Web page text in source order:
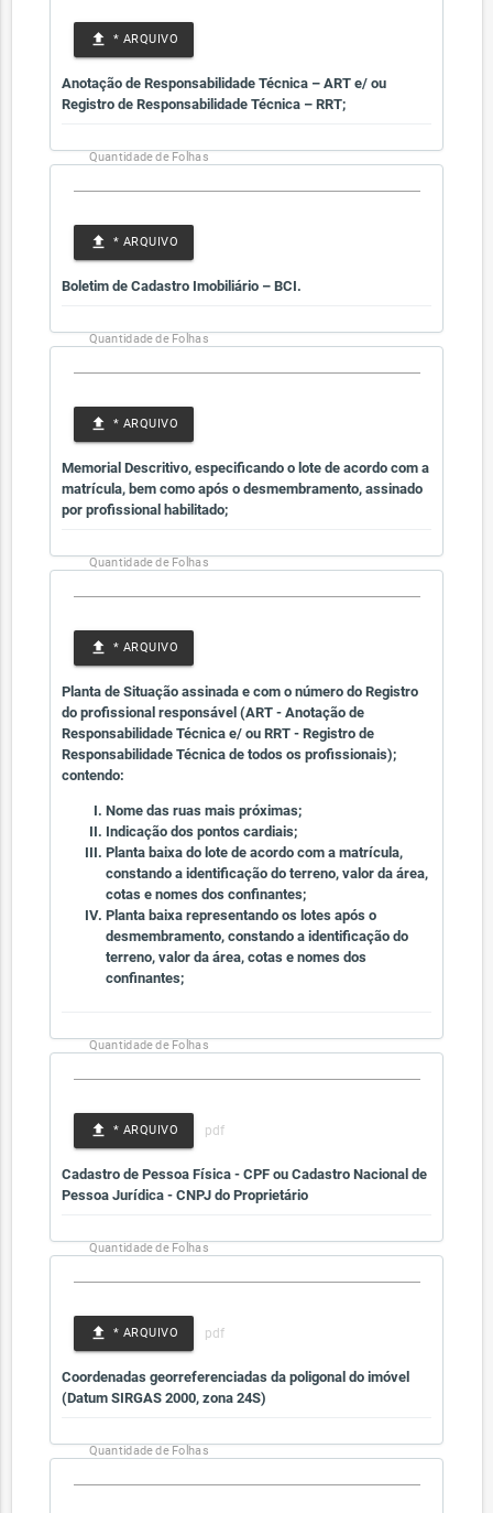
* ARQUIVO
file_upload
Anotação de Responsabilidade Técnica – ART e/ ou
Registro de Responsabilidade Técnica – RRT;
Quantidade de Folhas
* ARQUIVO
file_upload
Boletim de Cadastro Imobiliário – BCI.
Quantidade de Folhas
* ARQUIVO
file_upload
Memorial Descritivo, especificando o lote de acordo com a
matrícula, bem como após o desmembramento, assinado
por profissional habilitado;
Quantidade de Folhas
* ARQUIVO
file_upload
Planta de Situação assinada e com o número do Registro
do profissional responsável (ART - Anotação de
Responsabilidade Técnica e/ ou RRT - Registro de
Responsabilidade Técnica de todos os profissionais);
contendo:
Nome das ruas mais próximas;
Indicação dos pontos cardiais;
Planta baixa do lote de acordo com a matrícula,
constando a identificação do terreno, valor da área,
cotas e nomes dos confinantes;
Planta baixa representando os lotes após o
desmembramento, constando a identificação do
terreno, valor da área, cotas e nomes dos
confinantes;
Quantidade de Folhas
* ARQUIVO
file_upload
Cadastro de Pessoa Física - CPF ou Cadastro Nacional de
Pessoa Jurídica - CNPJ do Proprietário
Quantidade de Folhas
* ARQUIVO
file_upload
Coordenadas georreferenciadas da poligonal do imóvel
(Datum SIRGAS 2000, zona 24S)
Quantidade de Folhas